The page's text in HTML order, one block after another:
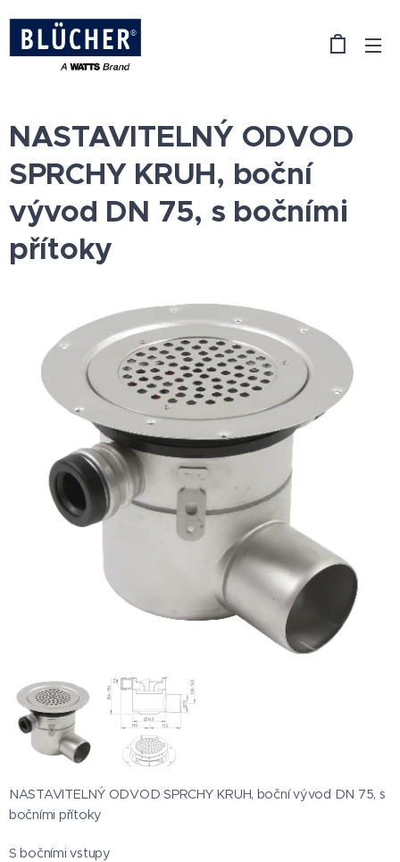
NASTAVITELNÝ ODVOD
SPRCHY KRUH, boční
vývod DN 75, s bočními
přítoky
NASTAVITELNÝ ODVOD SPRCHY KRUH, boční vývod DN 75, s
bočními přítoky
S bočními vstupy